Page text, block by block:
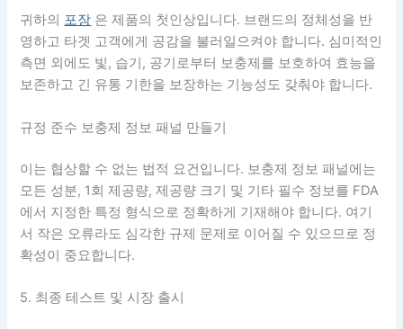
귀하의 포장 은 제품의 첫인상입니다. 브랜드의 정체성을 반
영하고 타겟 고객에게 공감을 불러일으켜야 합니다. 심미적인
측면 외에도 빛, 습기, 공기로부터 보충제를 보호하여 효능을
보존하고 긴 유통 기한을 보장하는 기능성도 갖춰야 합니다.
규정 준수 보충제 정보 패널 만들기
이는 협상할 수 없는 법적 요건입니다. 보충제 정보 패널에는
모든 성분, 1회 제공량, 제공량 크기 및 기타 필수 정보를 FDA
에서 지정한 특정 형식으로 정확하게 기재해야 합니다. 여기
서 작은 오류라도 심각한 규제 문제로 이어질 수 있으므로 정
확성이 중요합니다.
5. 최종 테스트 및 시장 출시